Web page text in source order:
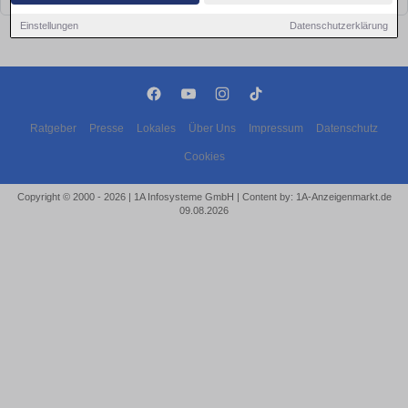
Einstellungen Datenschutzerklärung
Ratgeber Presse Lokales Über Uns Impressum Datenschutz
Cookies
Copyright © 2000 - 2026 | 1A Infosysteme GmbH | Content by: 1A-Anzeigenmarkt.de
09.08.2026